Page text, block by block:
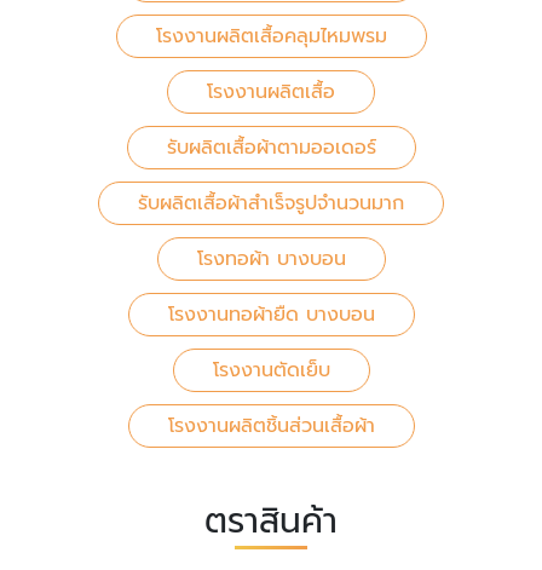
โรงงานผลิตเสื้อคลุมไหมพรม
โรงงานผลิตเสื้อ
รับผลิตเสื้อผ้าตามออเดอร์
รับผลิตเสื้อผ้าสำเร็จรูปจำนวนมาก
โรงทอผ้า บางบอน
โรงงานทอผ้ายืด บางบอน
โรงงานตัดเย็บ
โรงงานผลิตชิ้นส่วนเสื้อผ้า
ตราสินค้า